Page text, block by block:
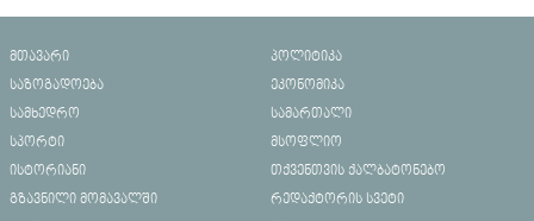
მთავარი
პოლიტიკა
საზოგადოება
ეკონომიკა
სამხედრო
სამართალი
სპორტი
მსოფლიო
ისტორიანი
თქვენთვის ქალბატონებო
გზავნილი მომავალში
რედაქტორის სვეტი